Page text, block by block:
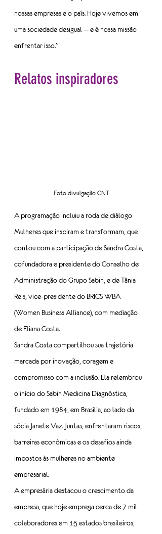
nossas empresas e o país. Hoje vivemos em
uma sociedade desigual — e é nossa missão
enfrentar isso.”
Relatos inspiradores
Foto divulgação CNT
A programação incluiu a roda de diálogo
Mulheres que inspiram e transformam, que
contou com a participação de Sandra Costa,
cofundadora e presidente do Conselho de
Administração do Grupo Sabin, e de Tânia
Reis, vice-presidente do BRICS WBA
(Women Business Alliance), com mediação
de Eliana Costa.
Sandra Costa compartilhou sua trajetória
marcada por inovação, coragem e
compromisso com a inclusão. Ela relembrou
o início do Sabin Medicina Diagnóstica,
fundado em 1984, em Brasília, ao lado da
sócia Janete Vaz. Juntas, enfrentaram riscos,
barreiras econômicas e os desafios ainda
impostos às mulheres no ambiente
empresarial.
A empresária destacou o crescimento da
empresa, que hoje emprega cerca de 7 mil
colaboradores em 15 estados brasileiros,